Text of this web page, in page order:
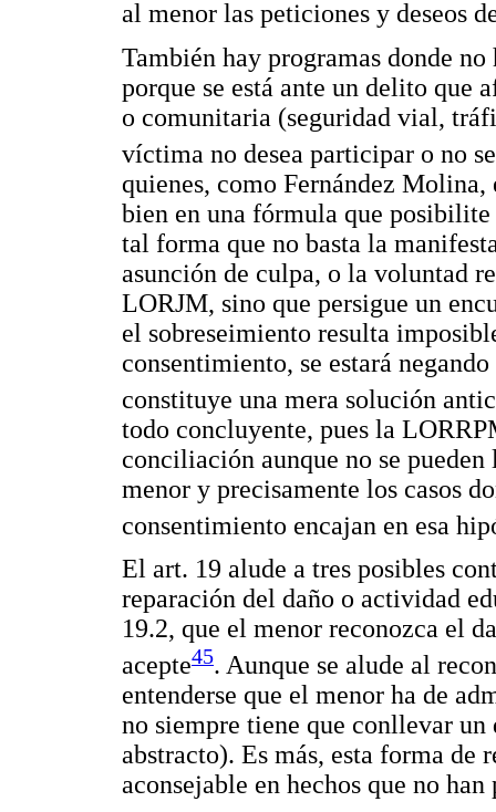
al menor las peticiones y deseos
También hay programas donde
porque se está ante un delito que
o comunitaria (seguridad vial,
víctima no desea participar o no
quienes, como Fernández Molina,
bien en una fórmula que
tal forma que no basta la
asunción de culpa, o la voluntad
LORJM, sino que persigue un
el sobreseimiento resulta
consentimiento, se estará
constituye una mera solución
todo concluyente, pues la
conciliación aunque no se
menor y precisamente los casos
consentimiento encajan en esa
El art. 19 alude a tres posibles
reparación del daño o actividad
19.2, que el menor reconozca el
acepte45. Aunque se alude al
entenderse que el menor ha de
no siempre tiene que conllevar
abstracto). Es más, esta forma de
aconsejable en hechos que no